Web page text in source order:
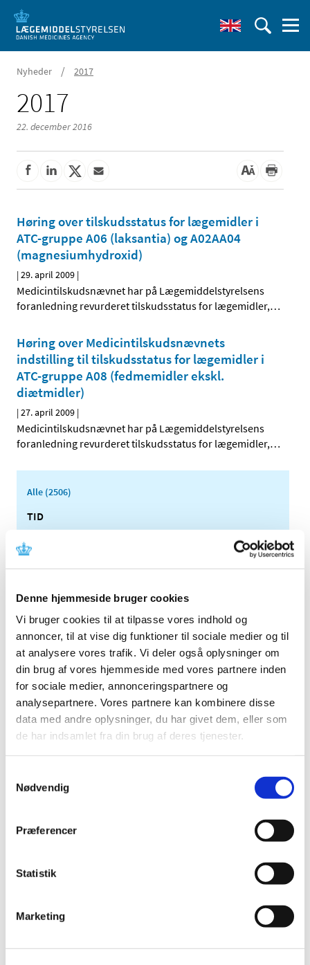
Denne hjemmeside bruger cookies
Vi bruger cookies til at tilpasse vores indhold og
annoncer, til at vise dig funktioner til sociale medier og til
at analysere vores trafik. Vi deler også oplysninger om
din brug af vores hjemmeside med vores partnere inden
for sociale medier, annonceringspartnere og
analysepartnere. Vores partnere kan kombinere disse
data med andre oplysninger, du har givet dem, eller som
de har indsamlet fra din brug af deres tjenester.
Nødvendig
Præferencer
Statistik
Marketing
Nyheder / 2017
2017
22. december 2016
Høring over tilskudsstatus for lægemidler i
ATC-gruppe A06 (laksantia) og A02AA04
(magnesiumhydroxid)
|29. april 2009 |
Medicintilskudsnævnet har på Lægemiddelstyrelsens
foranledning revurderet tilskudsstatus for lægemidler,…
Høring over Medicintilskudsnævnets
indstilling til tilskudsstatus for lægemidler i
ATC-gruppe A08 (fedmemidler ekskl.
diætmidler)
|27. april 2009 |
Medicintilskudsnævnet har på Lægemiddelstyrelsens
foranledning revurderet tilskudsstatus for lægemidler,…
Alle (2506)
TID
2025 (158)
2023 (195)
2022 (197)
2021 (516)
2020 (263)
2019 (159)
2018 (150)
2017 (167)
2016 (167)
2013 (49)
2011 (13)
oktober (1)